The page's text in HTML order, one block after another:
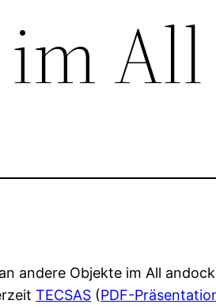
All
andere Objekte im All
TECSAS (PDF-